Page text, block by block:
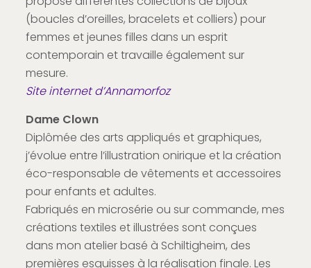
(boucles d’oreilles, bracelets et colliers) pour
femmes et jeunes filles dans un esprit
contemporain et travaille également sur
mesure.
Site internet d’Annamorfoz
Dame Clown
Diplômée des arts appliqués et graphiques,
j’évolue entre l’illustration onirique et la création
éco-responsable de vêtements et accessoires
pour enfants et adultes.
Fabriqués en microsérie ou sur commande, mes
créations textiles et illustrées sont conçues
dans mon atelier basé à Schiltigheim, des
premières esquisses à la réalisation finale. Les